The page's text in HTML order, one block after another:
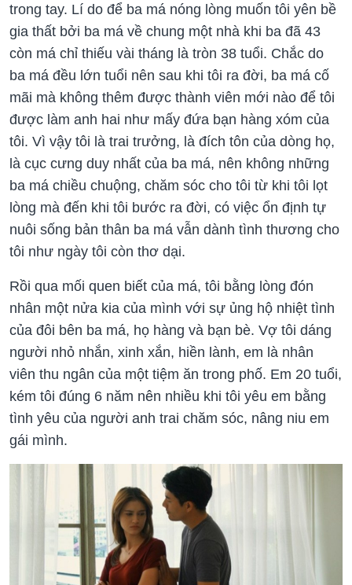
trong tay. Lí do để ba má nóng lòng muốn tôi yên bề
gia thất bởi ba má về chung một nhà khi ba đã 43
còn má chỉ thiếu vài tháng là tròn 38 tuổi. Chắc do
ba má đều lớn tuổi nên sau khi tôi ra đời, ba má cố
mãi mà không thêm được thành viên mới nào để tôi
được làm anh hai như mấy đứa bạn hàng xóm của
tôi. Vì vậy tôi là trai trưởng, là đích tôn của dòng họ,
là cục cưng duy nhất của ba má, nên không những
ba má chiều chuộng, chăm sóc cho tôi từ khi tôi lọt
lòng mà đến khi tôi bước ra đời, có việc ổn định tự
nuôi sống bản thân ba má vẫn dành tình thương cho
tôi như ngày tôi còn thơ dại.
Rồi qua mối quen biết của má, tôi bằng lòng đón
nhân một nửa kia của mình với sự ủng hộ nhiệt tình
của đôi bên ba má, họ hàng và bạn bè. Vợ tôi dáng
người nhỏ nhắn, xinh xắn, hiền lành, em là nhân
viên thu ngân của một tiệm ăn trong phố. Em 20 tuổi,
kém tôi đúng 6 năm nên nhiều khi tôi yêu em bằng
tình yêu của người anh trai chăm sóc, nâng niu em
gái mình.